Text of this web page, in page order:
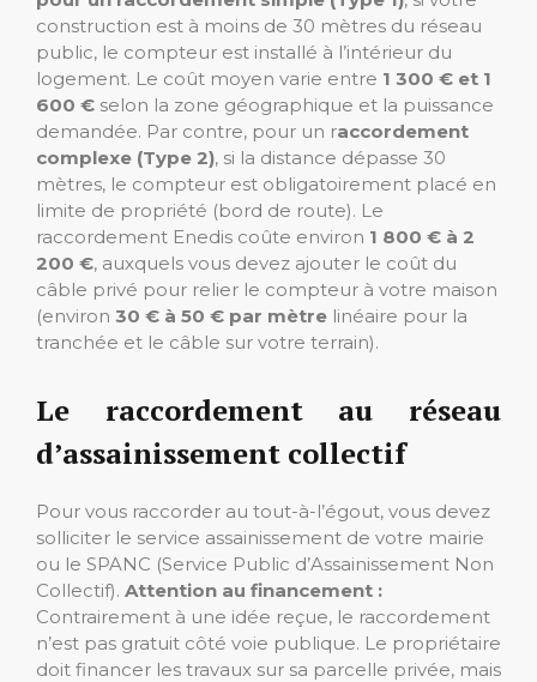
construction est à moins de 30 mètres du réseau
public, le compteur est installé à l’intérieur du
logement. Le coût moyen varie entre 1 300 € et 1
600 € selon la zone géographique et la puissance
demandée. Par contre, pour un raccordement
complexe (Type 2), si la distance dépasse 30
mètres, le compteur est obligatoirement placé en
limite de propriété (bord de route). Le
raccordement Enedis coûte environ 1 800 € à 2
200 €, auxquels vous devez ajouter le coût du
câble privé pour relier le compteur à votre maison
(environ 30 € à 50 € par mètre linéaire pour la
tranchée et le câble sur votre terrain).
Le raccordement au réseau
d’assainissement collectif
Pour vous raccorder au tout-à-l’égout, vous devez
solliciter le service assainissement de votre mairie
ou le SPANC (Service Public d’Assainissement Non
Collectif). Attention au financement :
Contrairement à une idée reçue, le raccordement
n’est pas gratuit côté voie publique. Le propriétaire
doit financer les travaux sur sa parcelle privée, mais